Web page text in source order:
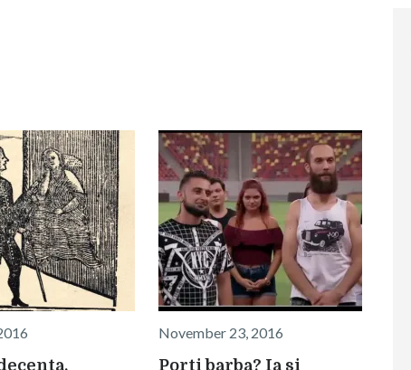
November 23, 2016
Porti barba? Ia si